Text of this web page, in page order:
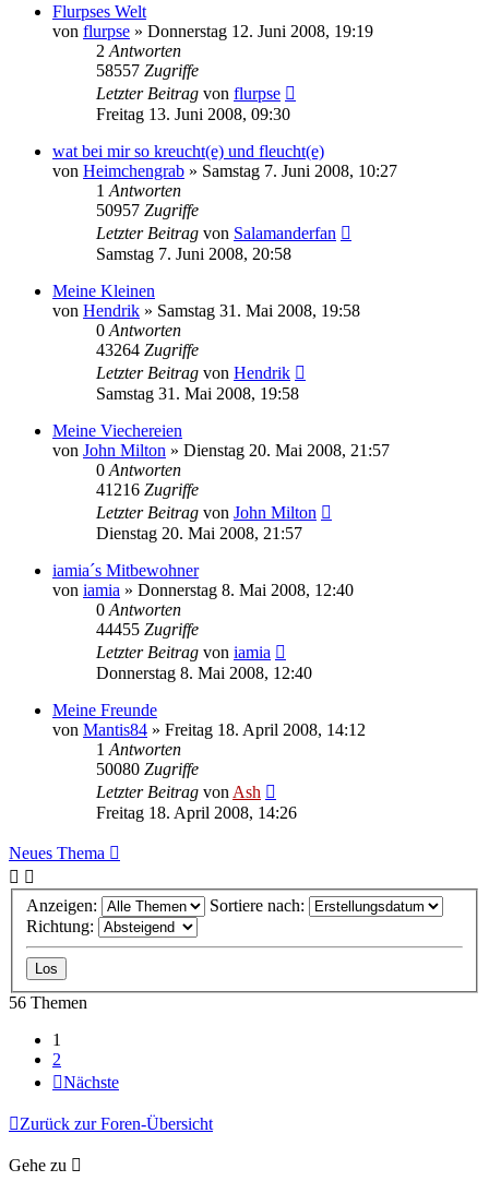
Flurpses Welt
von flurpse » Donnerstag 12. Juni 2008, 19:19
2 Antworten
58557 Zugriffe
Letzter Beitrag von flurpse
Freitag 13. Juni 2008, 09:30
wat bei mir so kreucht(e) und fleucht(e)
von Heimchengrab » Samstag 7. Juni 2008, 10:27
1 Antworten
50957 Zugriffe
Letzter Beitrag von Salamanderfan
Samstag 7. Juni 2008, 20:58
Meine Kleinen
von Hendrik » Samstag 31. Mai 2008, 19:58
0 Antworten
43264 Zugriffe
Letzter Beitrag von Hendrik
Samstag 31. Mai 2008, 19:58
Meine Viechereien
von John Milton » Dienstag 20. Mai 2008, 21:57
0 Antworten
41216 Zugriffe
Letzter Beitrag von John Milton
Dienstag 20. Mai 2008, 21:57
iamia´s Mitbewohner
von iamia » Donnerstag 8. Mai 2008, 12:40
0 Antworten
44455 Zugriffe
Letzter Beitrag von iamia
Donnerstag 8. Mai 2008, 12:40
Meine Freunde
von Mantis84 » Freitag 18. April 2008, 14:12
1 Antworten
50080 Zugriffe
Letzter Beitrag von Ash
Freitag 18. April 2008, 14:26
Neues Thema
Anzeigen:
Sortiere nach:
Richtung:
56 Themen
1
2
Nächste
Zurück zur Foren-Übersicht
Gehe zu